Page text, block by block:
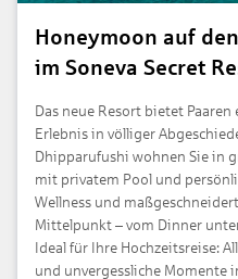
Honeymoon auf
im Soneva Secret
Das neue Resort bietet
Erlebnis in völliger
Dhipparufushi wohnen Sie in
mit privatem Pool und
Wellness und
Mittelpunkt – vom Dinner
Ideal für Ihre Hochzeitsreise:
und unvergessliche Momente